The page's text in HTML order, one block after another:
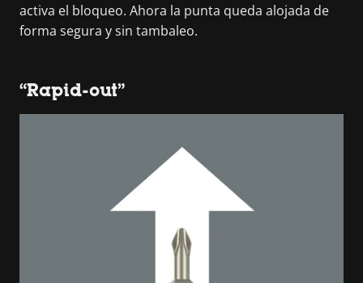
activa el bloqueo. Ahora la punta queda alojada de
forma segura y sin tambaleo.
“Rapid-out”